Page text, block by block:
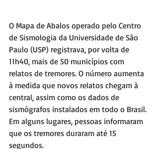
O Mapa de Abalos operado pelo Centro
de Sismologia da Universidade de São
Paulo (USP) registrava, por volta de
11h40, mais de 50 municípios com
relatos de tremores. O número aumenta
à medida que novos relatos chegam à
central, assim como os dados de
sismógrafos instalados em todo o Brasil.
Em alguns lugares, pessoas informaram
que os tremores duraram até 15
segundos.